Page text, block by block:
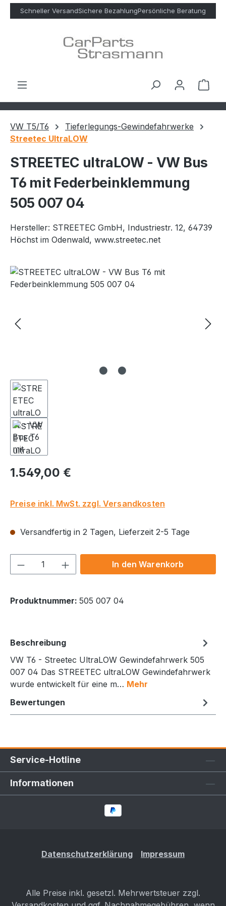
Zum Hauptinhalt springen
Schneller VersandSichere BezahlungPersönliche Beratung
VW T5/T6
Tieferlegungs-Gewindefahrwerke
Streetec UltraLOW
STREETEC ultraLOW - VW Bus
T6 mit Federbeinklemmung
505 007 04
Hersteller: STREETEC GmbH, Industriestr. 12, 64739
Höchst im Odenwald, www.streetec.net
Bildergalerie überspringen
Regulärer Preis:
1.549,00 €
Preise inkl. MwSt. zzgl. Versandkosten
Versandfertig in 2 Tagen, Lieferzeit 2-5 Tage
Produkt Anzahl: Gib denIn den Warenkorb
Produktnummer: 505 007 04
Beschreibung
VW T6 - Streetec UltraLOW Gewindefahrwerk 505
007 04 Das STREETEC ultraLOW Gewindefahrwerk
wurde entwickelt für eine m… Mehr
Bewertungen
Service-Hotline
Informationen
Datenschutzerklärung Impressum
Alle Preise inkl. gesetzl. Mehrwertsteuer zzgl.